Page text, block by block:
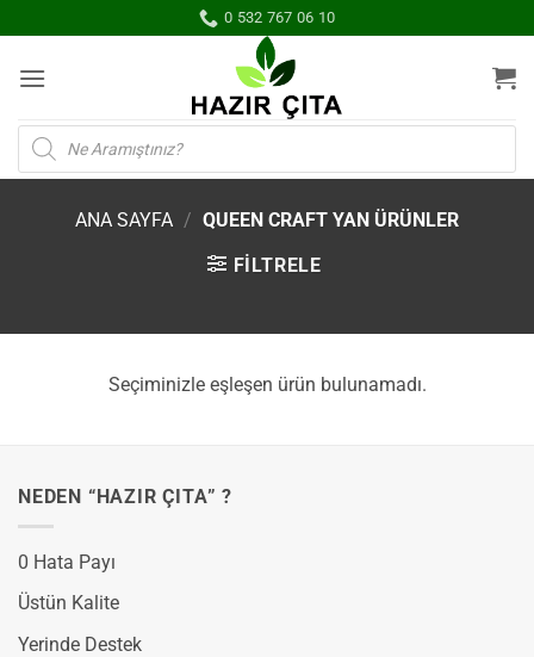
atla
0 532 767 06 10
Products
search
ANA SAYFA / QUEEN CRAFT YAN ÜRÜNLER
FILTRELE
Seçiminizle eşleşen ürün bulunamadı.
NEDEN “HAZIR ÇITA” ?
0 Hata Payı
Üstün Kalite
Yerinde Destek